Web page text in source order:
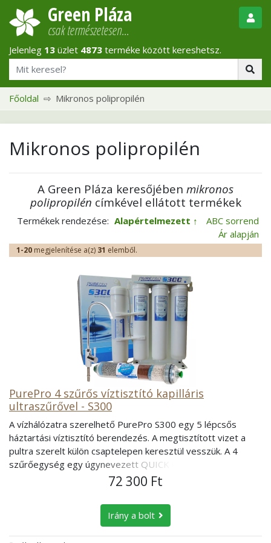
Green Pláza
csak természetesen…
Jelenleg 13 üzlet 4873 terméke között kereshetsz.
Főoldal Mikronos polipropilén
Mikronos polipropilén
A Green Pláza keresőjében mikronos
polipropilén címkével ellátott termékek
Termékek rendezése: Alapértelmezett
ABC sorrend
Ár alapján
1-20 megjelenítése a(z) 31 elemből.
PurePro 4 szűrős víztisztító kapilláris
ultraszűrővel - S300
A vízhálózatra szerelhető PurePro S300 egy 5 lépcsős
háztartási víztisztító berendezés. A megtisztított vizet a
pultra szerelt külön csaptelepen keresztül vesszük. A 4
szűrőegység egy úgynevezett QUICK CHANGE
csatlakozóval rendelkeznek, mely segítségével nagyon
Mechanikai szennyeződéseket - az elszíneződést okozó
lebegőanyagokat, (pl. rozsda, homok, iszap...). Az oldott
szerves szennyező anyagok (pl: kőolajszármazékok -
72 300 Ft
Irány a bolt